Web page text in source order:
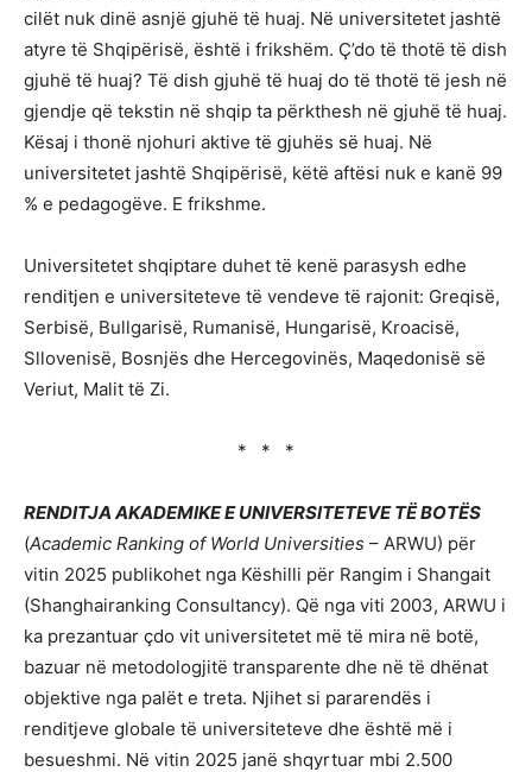
cilët nuk dinë asnjë gjuhë të huaj. Në universitetet jashtë
atyre të Shqipërisë, është i frikshëm. Ç’do të thotë të dish
gjuhë të huaj? Të dish gjuhë të huaj do të thotë të jesh në
gjendje që tekstin në shqip ta përkthesh në gjuhë të huaj.
Kësaj i thonë njohuri aktive të gjuhës së huaj. Në
universitetet jashtë Shqipërisë, këtë aftësi nuk e kanë 99
% e pedagogëve. E frikshme.
Universitetet shqiptare duhet të kenë parasysh edhe
renditjen e universiteteve të vendeve të rajonit: Greqisë,
Serbisë, Bullgarisë, Rumanisë, Hungarisë, Kroacisë,
Sllovenisë, Bosnjës dhe Hercegovinës, Maqedonisë së
Veriut, Malit të Zi.
* * *
RENDITJA AKADEMIKE E UNIVERSITETEVE TË BOTËS
(Academic Ranking of World Universities – ARWU) për
vitin 2025 publikohet nga Këshilli për Rangim i Shangait
(Shanghairanking Consultancy). Që nga viti 2003, ARWU i
ka prezantuar çdo vit universitetet më të mira në botë,
bazuar në metodologjitë transparente dhe në të dhënat
objektive nga palët e treta. Njihet si pararendës i
renditjeve globale të universiteteve dhe është më i
besueshmi. Në vitin 2025 janë shqyrtuar mbi 2.500